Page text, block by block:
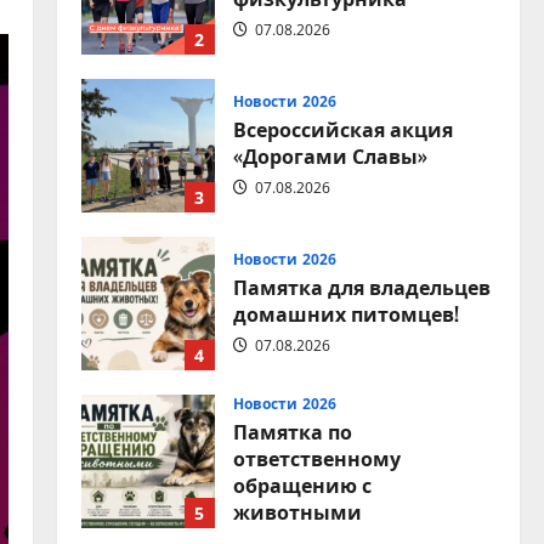
2 07.08.2026
3
Новости 2026
Всероссийская акция
«Дорогами Славы»
07.08.2026
4
Новости 2026
Памятка для владельцев
домашних питомцев!
07.08.2026
5
Новости 2026
Памятка по
ответственному
обращению с
животными